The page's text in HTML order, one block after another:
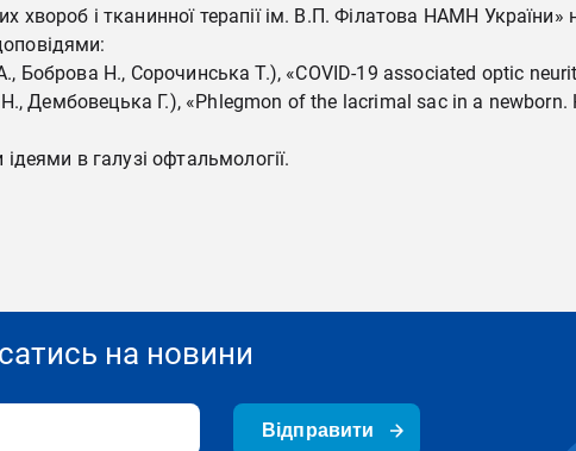
хвороб і тканинної терапії ім. В.П. Філатова НАМН України»
Боброва Н., Сорочинська Т.), «COVID-19 associated optic
Дембовецька Г.), «Phlegmon of the lacrimal sac in a newborn.
в галузі офтальмології.
на новини
Відправити